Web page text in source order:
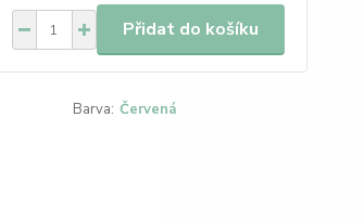
Přidat do košíku
Barva: Červená